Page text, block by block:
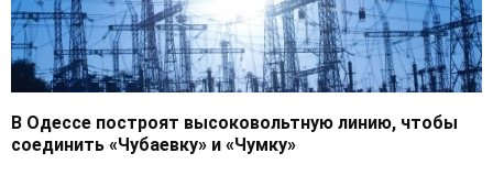
В Одессе построят высоковольтную линию, чтобы
соединить «Чубаевку» и «Чумку»